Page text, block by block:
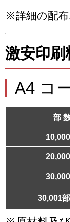
※詳細の配
激安印刷
A4 コ
部
30,001